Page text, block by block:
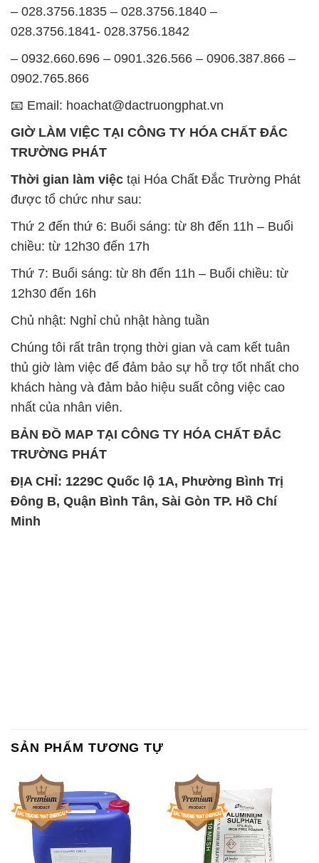
– 028.3756.1835 – 028.3756.1840 –
028.3756.1841- 028.3756.1842
– 0932.660.696 – 0901.326.566 – 0906.387.866 –
0902.765.866
📧 Email: hoachat@dactruongphat.vn
GIỜ LÀM VIỆC TẠI CÔNG TY HÓA CHẤT ĐẮC
TRƯỜNG PHÁT
Thời gian làm việc tại Hóa Chất Đắc Trường Phát
được tổ chức như sau:
Thứ 2 đến thứ 6: Buổi sáng: từ 8h đến 11h – Buổi
chiều: từ 12h30 đến 17h
Thứ 7: Buổi sáng: từ 8h đến 11h – Buổi chiều: từ
12h30 đến 16h
Chủ nhật: Nghỉ chủ nhật hàng tuần
Chúng tôi rất trân trọng thời gian và cam kết tuân
thủ giờ làm việc để đảm bảo sự hỗ trợ tốt nhất cho
khách hàng và đảm bảo hiệu suất công việc cao
nhất của nhân viên.
BẢN ĐỒ MAP TẠI CÔNG TY HÓA CHẤT ĐẮC
TRƯỜNG PHÁT
ĐỊA CHỈ: 1229C Quốc lộ 1A, Phường Bình Trị
Đông B, Quận Bình Tân, Sài Gòn TP. Hồ Chí
Minh
SẢN PHẨM TƯƠNG TỰ